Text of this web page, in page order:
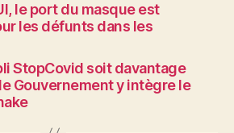
le port du masque est
les défunts dans les
StopCovid soit davantage
Gouvernement y intègre le